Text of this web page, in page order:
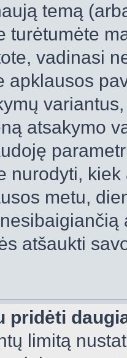
temą
turėtumėte
vadinasi
apklausos
atsakymo
nurodyti,
metu,
atšaukti
pridėti
limitą